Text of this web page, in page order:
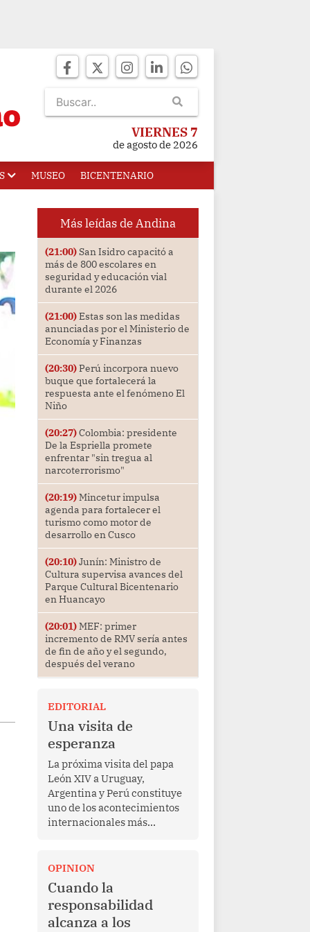
VIERNES 7
de agosto de 2026
MUSEO BICENTENARIO
Más leídas de Andina
(21:00)San Isidro capacitó a
más de 800 escolares en
seguridad y educación vial
durante el 2026
(21:00)Estas son las medidas
anunciadas por el Ministerio de
Economía y Finanzas
(20:30)Perú incorpora nuevo
buque que fortalecerá la
respuesta ante el fenómeno El
Niño
(20:27)Colombia: presidente
De la Espriella promete
enfrentar "sin tregua al
narcoterrorismo"
(20:19)Mincetur impulsa
agenda para fortalecer el
turismo como motor de
desarrollo en Cusco
(20:10)Junín: Ministro de
Cultura supervisa avances del
Parque Cultural Bicentenario
en Huancayo
(20:01)MEF: primer
incremento de RMV sería antes
de fin de año y el segundo,
después del verano
EDITORIAL
Una visita de
esperanza
La próxima visita del papa
León XIV a Uruguay,
Argentina y Perú constituye
uno de los acontecimientos
internacionales más
Más allá de su dimensión
religiosa, esta gira
representa una oportunidad
para reafirmar el valor del
diálogo, fortalecer los
OPINION
Cuando la
responsabilidad
alcanza a los